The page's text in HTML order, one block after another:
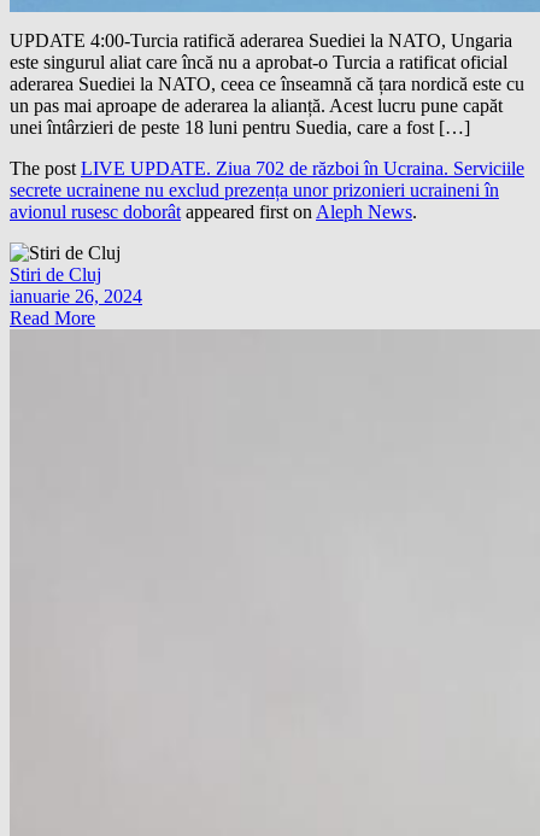
UPDATE 4:00-Turcia ratifică aderarea Suediei la NATO, Ungaria
este singurul aliat care încă nu a aprobat-o Turcia a ratificat oficial
aderarea Suediei la NATO, ceea ce înseamnă că țara nordică este cu
un pas mai aproape de aderarea la alianță. Acest lucru pune capăt
unei întârzieri de peste 18 luni pentru Suedia, care a fost […]
The post LIVE UPDATE. Ziua 702 de război în Ucraina. Serviciile
secrete ucrainene nu exclud prezența unor prizonieri ucraineni în
avionul rusesc doborât appeared first on Aleph News.
Stiri de Cluj
ianuarie 26, 2024
Read More